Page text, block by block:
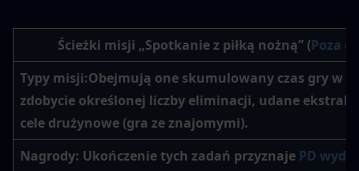
Ścieżki misji „Spotkanie z piłką nożną” (Poza
Typy misji:Obejmują one skumulowany czas gry w
zdobycie określonej liczby eliminacji, udane
cele drużynowe (gra ze znajomymi).
Nagrody: Ukończenie tych zadań przyznaje PD